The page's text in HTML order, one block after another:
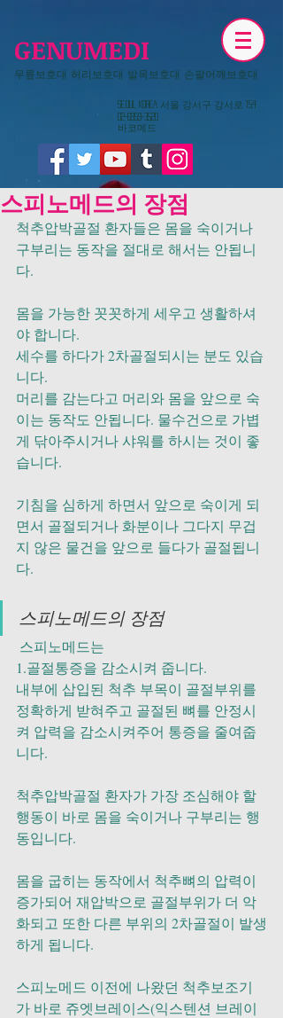
GENUMEDI
무릎보호대 허리보호대 발목보호대 손팔어깨보호대
​Seoul KOREA 서울 강서구 강서로 154
02-6959-3520
​바코메드
스피노메드의 장점
척추압박골절 환자들은 몸을 숙이거나
구부리는 동작을 절대로 해서는 안됩니
다.
몸을 가능한 꼿꼿하게 세우고 생활하셔
야 합니다.
세수를 하다가 2차골절되시는 분도 있습
니다.
머리를 감는다고 머리와 몸을 앞으로 숙
이는 동작도 안됩니다. 물수건으로 가볍
게 닦아주시거나 샤워를 하시는 것이 좋
습니다.
기침을 심하게 하면서 앞으로 숙이게 되
면서 골절되거나 화분이나 그다지 무겁
지 않은 물건을 앞으로 들다가 골절됩니
다.
스피노메드의 장점
스피노메드는
1.골절통증을 감소시켜 줍니다.
내부에 삽입된 척추 부목이 골절부위를
정확하게 받혀주고 골절된 뼈를 안정시
켜 압력을 감소시켜주어 통증을 줄여줍
니다.
척추압박골절 환자가 가장 조심해야 할
행동이 바로 몸을 숙이거나 구부리는 행
동입니다.
몸을 굽히는 동작에서 척추뼈의 압력이
증가되어 재압박으로 골절부위가 더 악
화되고 또한 다른 부위의 2차골절이 발생
하게 됩니다.
스피노메드 이전에 나왔던 척추보조기
가 바로 쥬엣브레이스(익스텐션 브레이